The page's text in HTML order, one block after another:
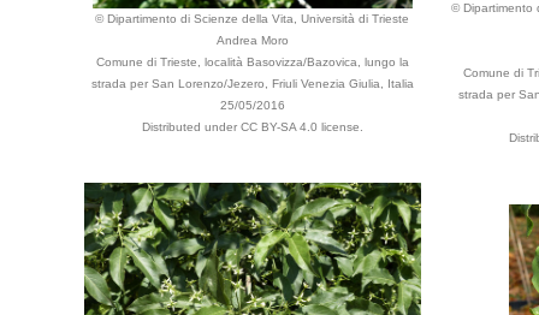
© Dipartimento di Scienze della Vita, Università di Trieste
Andrea Moro
Comune di Trieste, località Basovizza/Bazovica, lungo la
strada per San Lorenzo/Jezero, Friuli Venezia Giulia, Italia
25/05/2016
Distributed under CC BY-SA 4.0 license.
© Dipartimento
Comune di
strada per